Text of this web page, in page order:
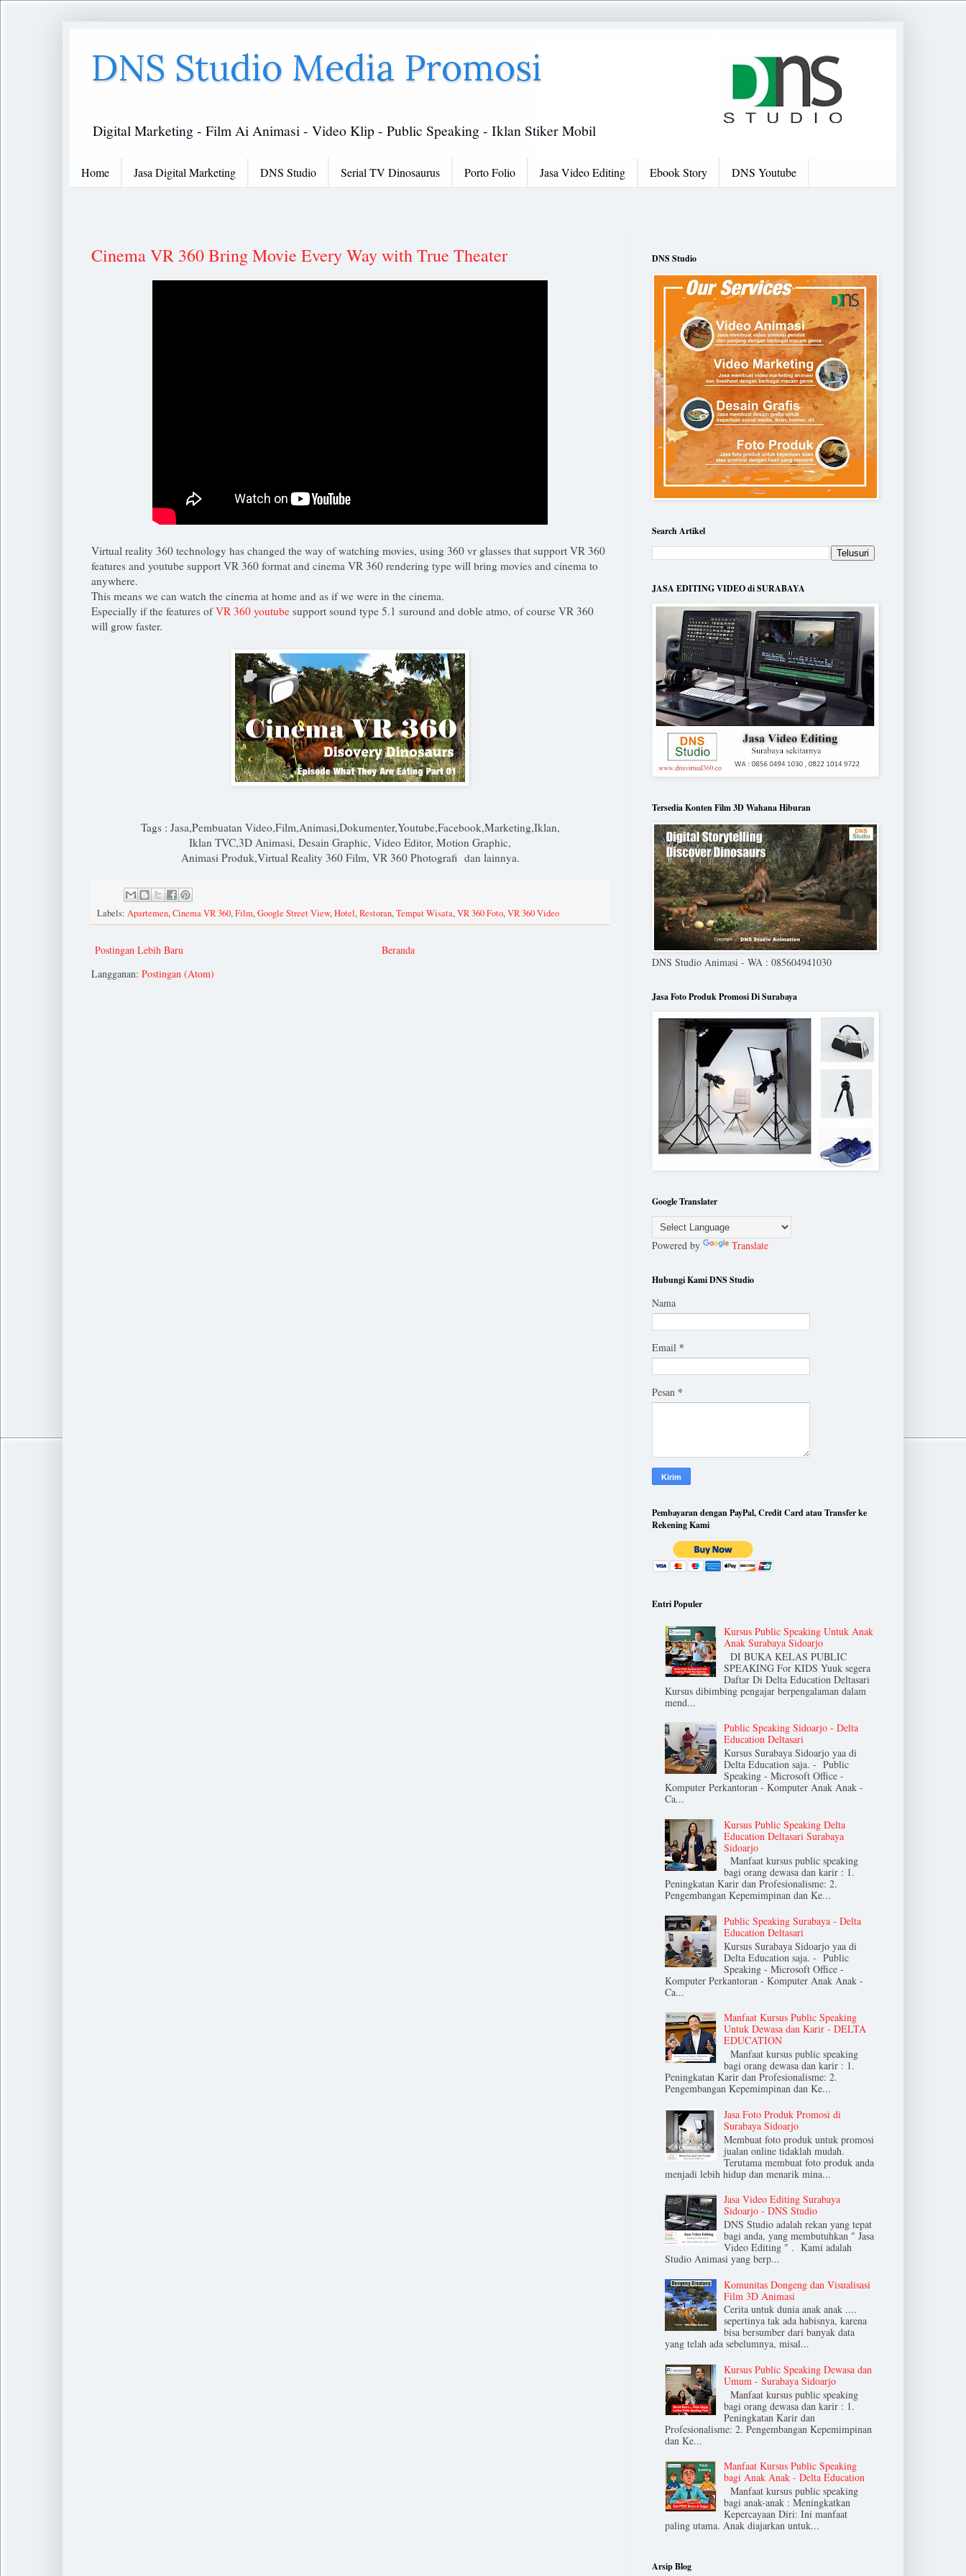
DNS Studio Media Promosi
Digital Marketing - Film Ai Animasi - Video Klip - Public Speaking - Iklan Stiker Mobil
Home Jasa Digital Marketing DNS Studio Serial TV Dinosaurus Porto Folio Jasa Video Editing Ebook Story DNS Youtube
Cinema VR 360 Bring Movie Every Way with True Theater
Virtual reality 360 technology has changed the way of watching movies, using 360 vr glasses that support VR 360
features and youtube support VR 360 format and cinema VR 360 rendering type will bring movies and cinema to
anywhere.
This means we can watch the cinema at home and as if we were in the cinema.
Especially if the features ofVR 360 youtube support sound type 5.1 suround and doble atmo, of course VR 360
will grow faster.
Tags : Jasa,Pembuatan Video,Film,Animasi,Dokumenter,Youtube,Facebook,Marketing,Iklan,
Iklan TVC,3D Animasi, Desain Graphic, Video Editor, Motion Graphic,
Animasi Produk,Virtual Reality 360 Film, VR 360 Photografi dan lainnya.
Labels: Apartemen,Cinema VR 360,Film,Google Street View,Hotel,Restoran,Tempat Wisata,VR 360 Foto,VR 360 Video
Postingan Lebih Baru
Beranda
Langganan: Postingan (Atom)
DNS Studio
Search Artikel
JASA EDITING VIDEO di SURABAYA
Tersedia Konten Film 3D Wahana Hiburan
DNS Studio Animasi - WA : 085604941030
Jasa Foto Produk Promosi Di Surabaya
Google Translater
Powered by Translate
Hubungi Kami DNS Studio
Nama
Email *
Pesan *
Pembayaran dengan PayPal, Credit Card atau Transfer ke
Rekening Kami
Entri Populer
Kursus Public Speaking Untuk Anak
Anak Surabaya Sidoarjo
DI BUKA KELAS PUBLIC
SPEAKING For KIDS Yuuk segera
Daftar Di Delta Education Deltasari
Kursus dibimbing pengajar berpengalaman dalam
mend...
Public Speaking Sidoarjo - Delta
Education Deltasari
Kursus Surabaya Sidoarjo yaa di
Delta Education saja. - Public
Speaking - Microsoft Office -
Komputer Perkantoran - Komputer Anak Anak -
Ca...
Kursus Public Speaking Delta
Education Deltasari Surabaya
Sidoarjo
Manfaat kursus public speaking
bagi orang dewasa dan karir : 1.
Peningkatan Karir dan Profesionalisme: 2.
Pengembangan Kepemimpinan dan Ke...
Public Speaking Surabaya - Delta
Education Deltasari
Kursus Surabaya Sidoarjo yaa di
Delta Education saja. - Public
Speaking - Microsoft Office -
Komputer Perkantoran - Komputer Anak Anak -
Ca...
Manfaat Kursus Public Speaking
Untuk Dewasa dan Karir - DELTA
EDUCATION
Manfaat kursus public speaking
bagi orang dewasa dan karir : 1.
Peningkatan Karir dan Profesionalisme: 2.
Pengembangan Kepemimpinan dan Ke...
Jasa Foto Produk Promosi di
Surabaya Sidoarjo
Membuat foto produk untuk promosi
jualan online tidaklah mudah.
Terutama membuat foto produk anda
menjadi lebih hidup dan menarik mina...
Jasa Video Editing Surabaya
Sidoarjo - DNS Studio
DNS Studio adalah rekan yang tepat
bagi anda, yang membutuhkan " Jasa
Video Editing " . Kami adalah
Studio Animasi yang berp...
Komunitas Dongeng dan Visualisasi
Film 3D Animasi
Cerita untuk dunia anak anak ....
sepertinya tak ada habisnya, karena
bisa bersumber dari banyak data
yang telah ada sebelumnya, misal...
Kursus Public Speaking Dewasa dan
Umum - Surabaya Sidoarjo
Manfaat kursus public speaking
bagi orang dewasa dan karir : 1.
Peningkatan Karir dan
Profesionalisme: 2. Pengembangan Kepemimpinan
dan Ke...
Manfaat Kursus Public Speaking
bagi Anak Anak - Delta Education
Manfaat kursus public speaking
bagi anak-anak : Meningkatkan
Kepercayaan Diri: Ini manfaat
paling utama. Anak diajarkan untuk...
Arsip Blog